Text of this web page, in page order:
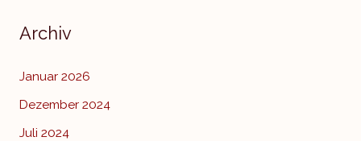
Archiv
Januar 2026
Dezember 2024
Juli 2024